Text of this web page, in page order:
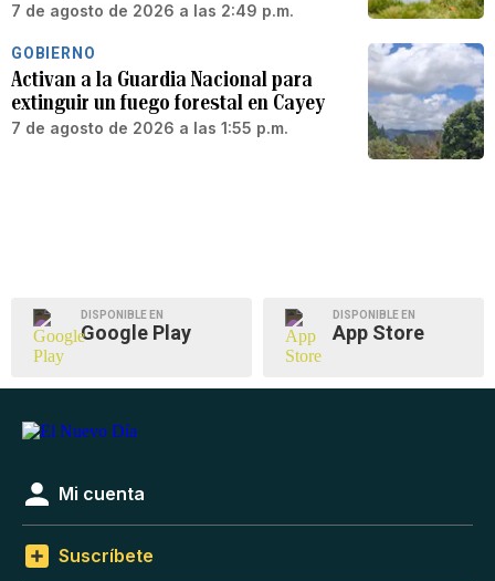
7 de agosto de 2026 a las 2:49 p.m.
GOBIERNO
Activan a la Guardia Nacional para
extinguir un fuego forestal en Cayey
7 de agosto de 2026 a las 1:55 p.m.
DISPONIBLE EN
Google Play
DISPONIBLE EN
App Store
Mi cuenta
Suscríbete